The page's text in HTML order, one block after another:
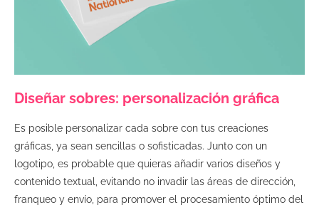
Diseñar sobres: personalización gráfica
Es posible personalizar cada sobre con tus creaciones
gráficas, ya sean sencillas o sofisticadas. Junto con un
logotipo, es probable que quieras añadir varios diseños y
contenido textual, evitando no invadir las áreas de dirección,
franqueo y envío, para promover el procesamiento óptimo del